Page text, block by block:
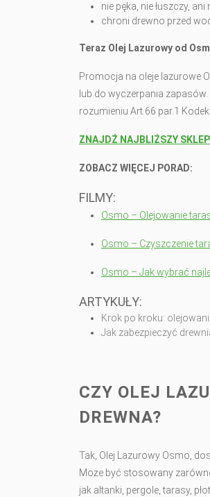
nie pęka, nie łuszczy,
chroni drewno przed
Teraz Olej Lazurowy od
Promocja na oleje lazurowe
lub do wyczerpania
rozumieniu Art.66 par.1
ZNAJDŹ NAJBLIŻSZY
ZOBACZ WIĘCEJ PORAD:
FILMY:
Osmo – Olejowanie
Osmo – Czyszczenie
Osmo – Jak wybrać
ARTYKUŁY:
Krok po kroku:
Jak zabezpieczyć
CZY OLEJ
DREWNA?
Tak, Olej Lazurowy Osmo,
Może być stosowany
jak altanki, pergole, tarasy,